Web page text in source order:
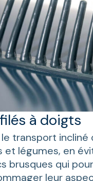
à doigts
le transport incliné
et légumes, en
brusques qui
leur